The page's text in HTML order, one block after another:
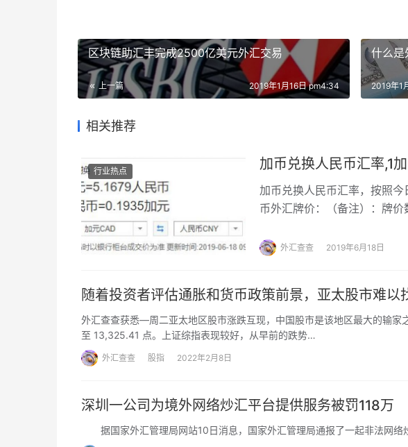
区块链助汇丰完成2500亿美元外汇交易
上一篇 2019年1月16日 pm4:34
什么是
2019年1
相关推荐
行业热点 加币兑换人民币汇率,1
加币兑换人民币汇率，按照
币外汇牌价：（备注）：牌
外汇查查 2019年6月18日
随着投资者评估通胀和货币政策前景，亚太股市难以
外汇查查获悉—周二亚太地区股市涨跌互现，中国股市是该地区最大的输
至 13,325.41 点。上证综指表现较好，从早前的跌势…
外汇查查 股指 2022年2月8日
深圳一公司为境外网络炒汇平台提供服务被罚118万
据国家外汇管理局网站10日消息，国家外汇管理局通报了一起非法网络